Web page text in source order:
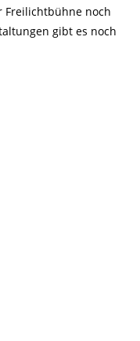
Freilichtbühne noch
gibt es noch